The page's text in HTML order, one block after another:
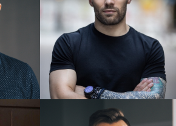
JAKUB
PILIMON